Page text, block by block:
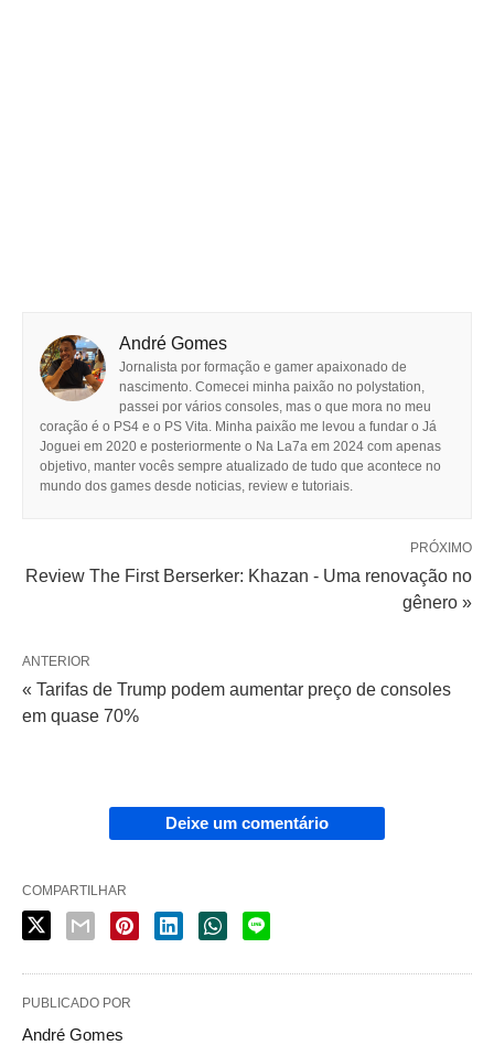
André Gomes
Jornalista por formação e gamer apaixonado de
nascimento. Comecei minha paixão no polystation,
passei por vários consoles, mas o que mora no meu
coração é o PS4 e o PS Vita. Minha paixão me levou a fundar o Já
Joguei em 2020 e posteriormente o Na La7a em 2024 com apenas
objetivo, manter vocês sempre atualizado de tudo que acontece no
mundo dos games desde noticias, review e tutoriais.
PRÓXIMO
Review The First Berserker: Khazan - Uma renovação no
gênero »
ANTERIOR
« Tarifas de Trump podem aumentar preço de consoles
em quase 70%
Deixe um comentário
COMPARTILHAR
PUBLICADO POR
André Gomes